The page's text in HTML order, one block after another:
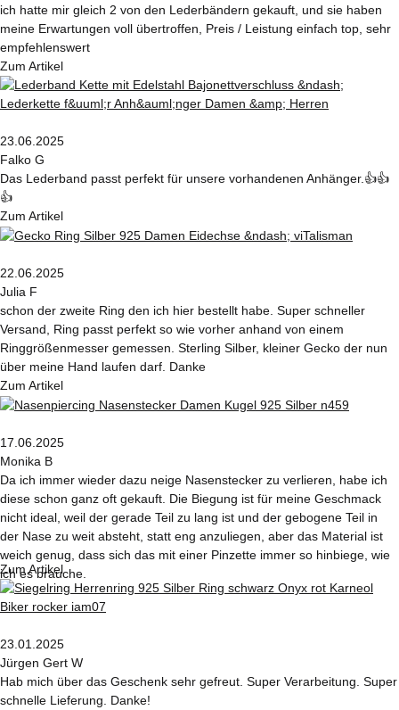
ich hatte mir gleich 2 von den Lederbändern gekauft, und sie haben
meine Erwartungen voll übertroffen, Preis / Leistung einfach top, sehr
empfehlenswert
Zum Artikel
23.06.2025
Falko G
Das Lederband passt perfekt für unsere vorhandenen Anhänger.👍👍
👍
Zum Artikel
22.06.2025
Julia F
schon der zweite Ring den ich hier bestellt habe. Super schneller
Versand, Ring passt perfekt so wie vorher anhand von einem
Ringgrößenmesser gemessen. Sterling Silber, kleiner Gecko der nun
über meine Hand laufen darf. Danke
Zum Artikel
17.06.2025
Monika B
Da ich immer wieder dazu neige Nasenstecker zu verlieren, habe ich
diese schon ganz oft gekauft. Die Biegung ist für meine Geschmack
nicht ideal, weil der gerade Teil zu lang ist und der gebogene Teil in
der Nase zu weit absteht, statt eng anzuliegen, aber das Material ist
weich genug, dass sich das mit einer Pinzette immer so hinbiege, wie
ich es brauche.
Zum Artikel
23.01.2025
Jürgen Gert W
Hab mich über das Geschenk sehr gefreut. Super Verarbeitung. Super
schnelle Lieferung. Danke!